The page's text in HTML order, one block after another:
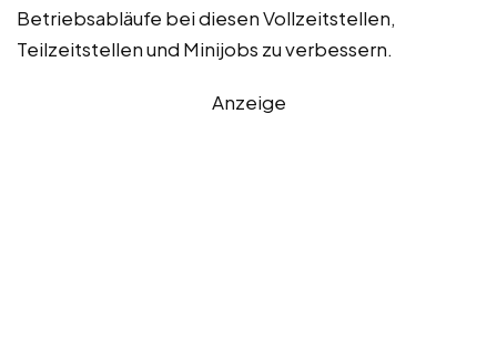
Betriebsabläufe bei diesen Vollzeitstellen,
Teilzeitstellen und Minijobs zu verbessern.
Anzeige